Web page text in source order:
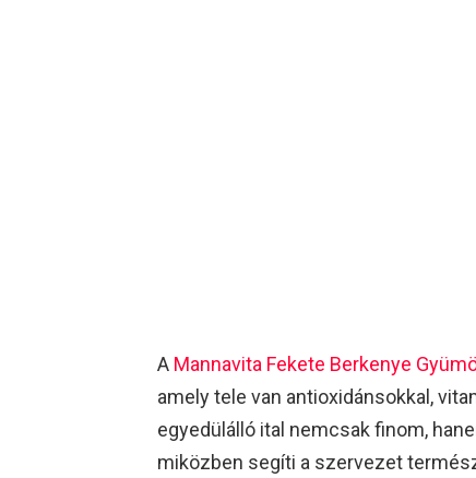
A Mannavita Fekete Berkenye
amely tele van antioxidánsokkal,
egyedülálló ital nemcsak finom,
miközben segíti a szervezet